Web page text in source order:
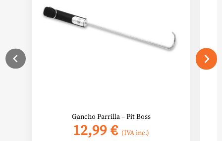
Gancho Parrilla – Pit Boss
12,99€ (IVA inc.)